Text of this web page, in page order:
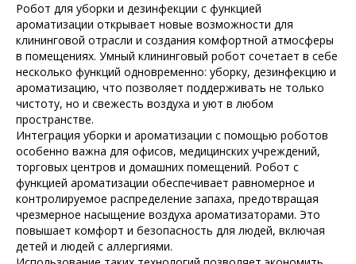
Робот для уборки и дезинфекции с функцией
ароматизации открывает новые возможности для
клининговой отрасли и создания комфортной атмосферы
в помещениях. Умный клининговый робот сочетает в себе
несколько функций одновременно: уборку, дезинфекцию и
ароматизацию, что позволяет поддерживать не только
чистоту, но и свежесть воздуха и уют в любом
пространстве.
Интеграция уборки и ароматизации с помощью роботов
особенно важна для офисов, медицинских учреждений,
торговых центров и домашних помещений. Робот с
функцией ароматизации обеспечивает равномерное и
контролируемое распределение запаха, предотвращая
чрезмерное насыщение воздуха ароматизаторами. Это
повышает комфорт и безопасность для людей, включая
детей и людей с аллергиями.